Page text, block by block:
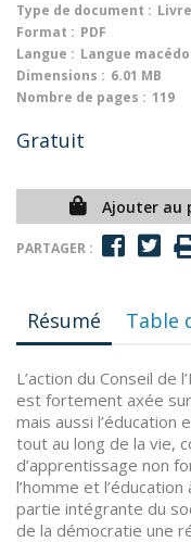
Type de document : Livre
Format : PDF
Langue : Langue
Dimensions : 6.01 MB
Nombre de pages : 119
Gratuit
Ajouter au
PARTAGER :
Résumé Table
L’action du Conseil de
est fortement axée sur
mais aussi
tout au long de la vie,
d’apprentissage non
l’homme et
partie intégrante du
de la démocratie une